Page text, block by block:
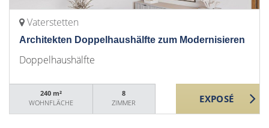
Vaterstetten
Architekten Doppelhaushälfte zum Modernisieren
Doppelhaushälfte
240 m²
WOHNFLÄCHE
8
ZIMMER